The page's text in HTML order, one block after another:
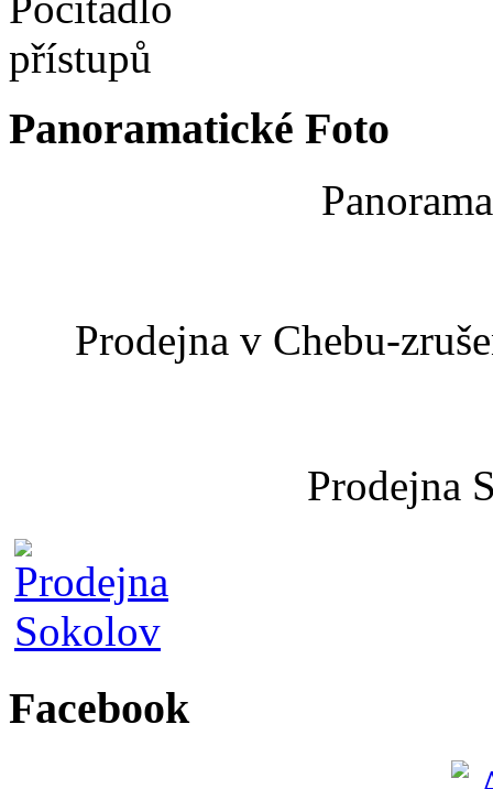
Panoramatické Foto
Prodejna v Chebu-
Prodejna
Facebook